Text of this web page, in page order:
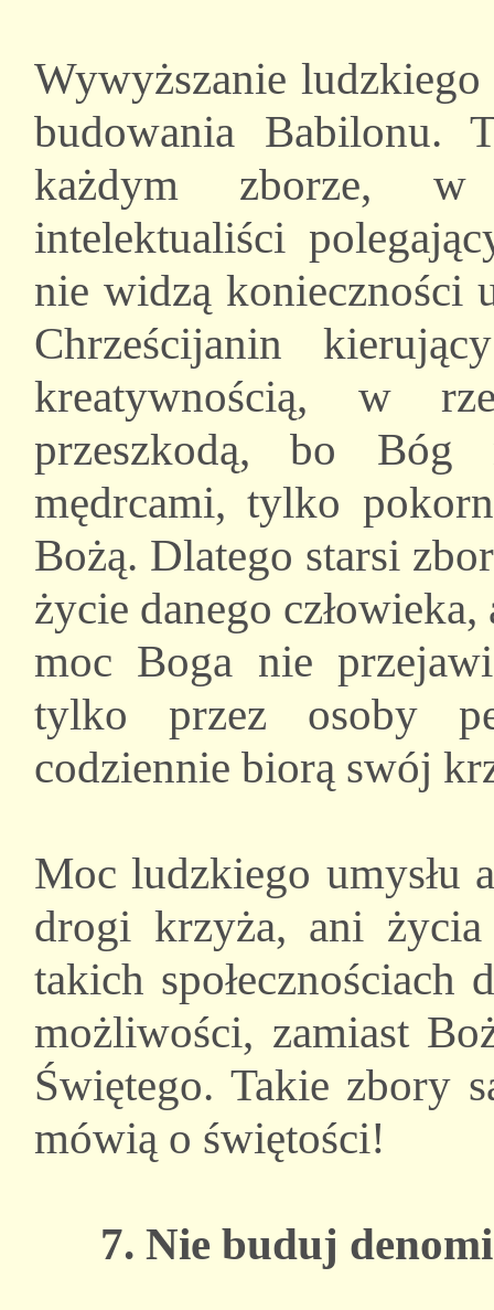
Wywyższanie
budowania Babilonu.
każdym zborze, w
intelektualiści
nie widzą konieczności
Chrześcijanin
kreatywnością, w
przeszkodą, bo Bóg
mędrcami, tylko
Bożą. Dlatego starsi
życie danego
moc Boga nie
tylko przez osoby
codziennie biorą swój
Moc ludzkiego umysłu
drogi krzyża, ani
takich
możliwości, zamiast
Świętego. Takie zbory
mówią o świętości!
7. Nie buduj